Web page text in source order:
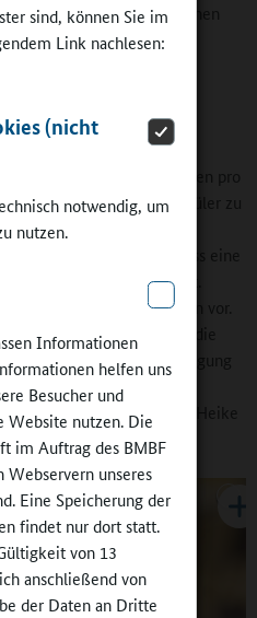
sind, können Sie im
Link nachlesen:
(nicht
notwendig, um
nutzen.
Informationen
helfen uns
Besucher und
Website nutzen. Die
im Auftrag des BMBF
Webservern unseres
Eine Speicherung der
findet nur dort statt.
von 13
anschließend von
der Daten an Dritte
möchten den Schülerinnen
Erlebnisse ermöglichen.“
vier Stunden in den
von zwei Lehrkräften pro
die Schülerinnen und Schüler zu
Schuljahr gibt es vier
und im Anschluss eine
welches sie interessiert.
den anderen Mitschülern vor.
voneinander. Positiv ist die
nach Interesse und Neigung
unterstützen sich die
betont Schulleiterin Heike
zu motivieren.“